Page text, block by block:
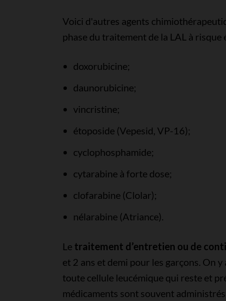
Voici d'autres agents
phase du traitement de la LAL à risque
doxorubicine;
daunorubicine;
vincristine;
étoposide (Vepesid, VP-16);
cyclophosphamide;
cytarabine à forte dose;
clofarabine (Clolar);
nélarabine (Atriance).
Le traitement d’entretien ou de
et 2 ans et demi pour les garçons. On
toute cellule leucémique qui reste et
médicaments sont souvent